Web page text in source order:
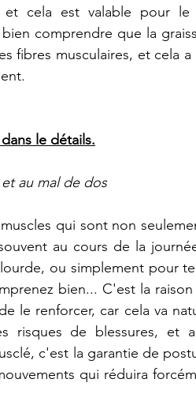
et cela est valable pour
comprendre que la
fibres musculaires, et cela
le détails.
au mal de dos
qui sont non
au cours de la
ou simplement pour
bien... C'est la
le renforcer, car cela va
risques de blessures, et
c'est la garantie de
qui réduira